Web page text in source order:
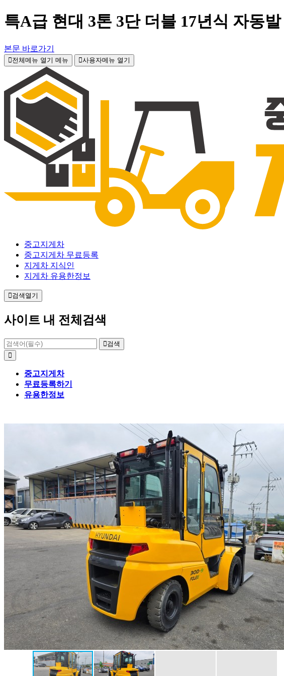
특A급 현대 3톤 3단 더블 17년식 자동
본문 바로가기
전체메뉴 열기 메뉴 사용자메뉴 열기
중고지게차
중고지게차 무료등록
지게차 지식인
지게차 유용한정보
검색열기
사이트 내 전체검색
검색
중고지게차
무료등록하기
유용한정보